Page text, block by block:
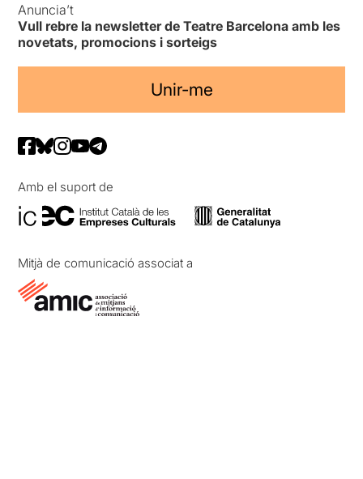
Anuncia’t
Vull rebre la newsletter de Teatre Barcelona amb les
novetats, promocions i sorteigs
Unir-me
Amb el suport de
Mitjà de comunicació associat a